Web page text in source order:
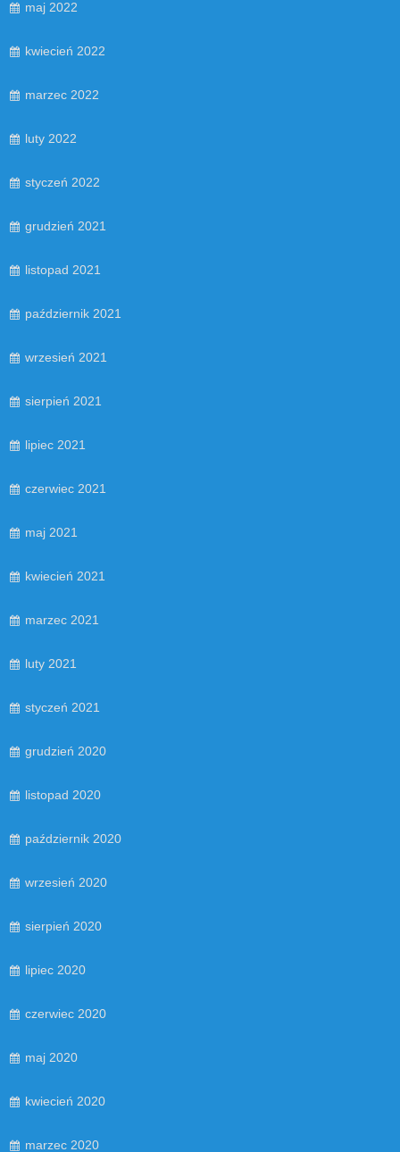
maj 2022
kwiecień 2022
marzec 2022
luty 2022
styczeń 2022
grudzień 2021
listopad 2021
październik 2021
wrzesień 2021
sierpień 2021
lipiec 2021
czerwiec 2021
maj 2021
kwiecień 2021
marzec 2021
luty 2021
styczeń 2021
grudzień 2020
listopad 2020
październik 2020
wrzesień 2020
sierpień 2020
lipiec 2020
czerwiec 2020
maj 2020
kwiecień 2020
marzec 2020